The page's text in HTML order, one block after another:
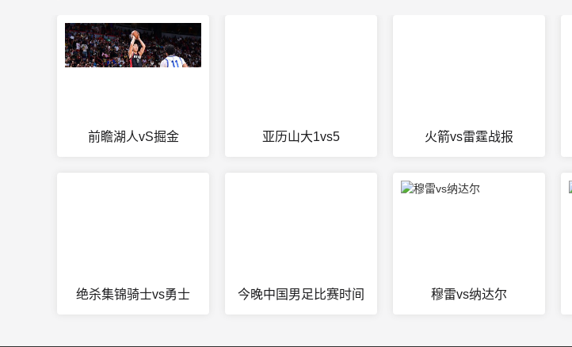
前瞻湖人vS掘金 亚历山大1vs5 火箭vs雷霆战报
绝杀集锦骑士vs勇士 今晚中国男足比赛时间 穆雷vs纳达尔